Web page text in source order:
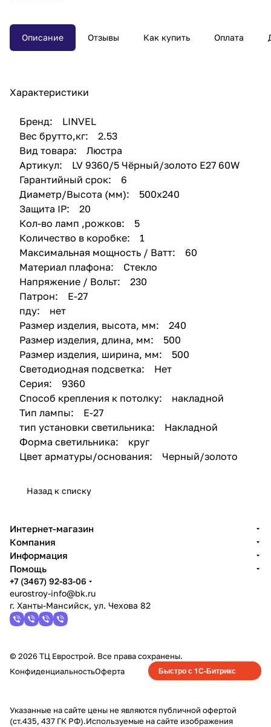
Описание Отзывы Как купить Оплата
Характеристики
Бренд: LINVEL
Вес брутто,кг: 2.53
Вид товара: Люстра
Артикул: LV 9360/5 Чёрный/золото Е27 60W
Гарантийный срок: 6
Диаметр/Высота (мм): 500х240
Защита IP: 20
Кол-во ламп ,рожков: 5
Количество в коробке: 1
Максимальная мощность / Ватт: 60
Материал плафона: Стекло
Напряжение / Вольт: 230
Патрон: Е-27
пду: нет
Размер изделия, высота, мм: 240
Размер изделия, длина, мм: 500
Размер изделия, ширина, мм: 500
Светодиодная подсветка: Нет
Серия: 9360
Способ крепления к потолку: накладной
Тип лампы: Е-27
тип установки светильника: Накладной
Форма светильника: круг
Цвет арматуры/основания: Черный/золото
Назад к списку
Интернет-магазин
Компания
Информация
Помощь
+7 (3467) 92-83-06
eurostroy-info@bk.ru
г. Ханты-Мансийск, ул. Чехова 82
© 2026 ТЦ Еврострой. Все права сохранены.
КонфиденциальностьОферта Быстро с 1С-Битрикс
Указанные на сайте цены не являются публичной офертой
(ст.435, 437 ГК РФ).Используемые на сайте изображения